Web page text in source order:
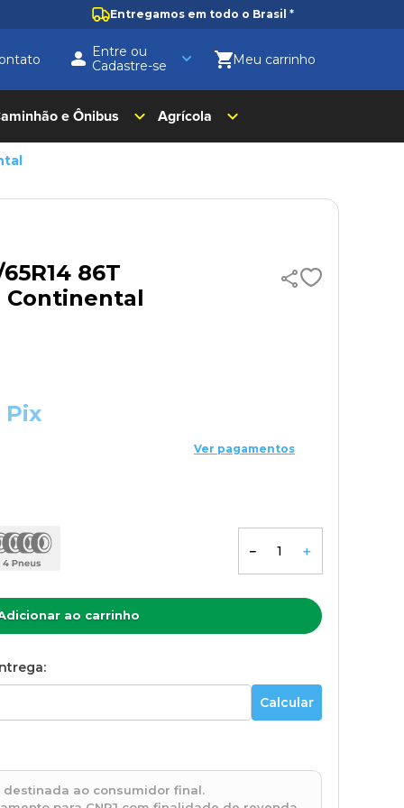
Entregamos em todo o Brasil *
Entre ou
Cadastre-se
e Ônibus Agrícola
86T
Continental
Pix
Ver pagamentos
＋
－
ao carrinho
destinada ao consumidor final.